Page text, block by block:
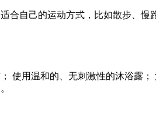
自己的运动方式，比如散步、
使用温和的、无刺激性的沐浴露